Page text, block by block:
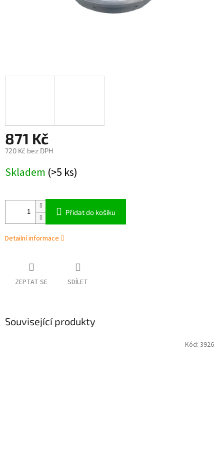
871 Kč
720 Kč bez DPH
cena:
Skladem (>5 ks)
Přidat do košíku
Detailní informace
ZEPTAT SE SDÍLET
Související produkty
Kód: 3926